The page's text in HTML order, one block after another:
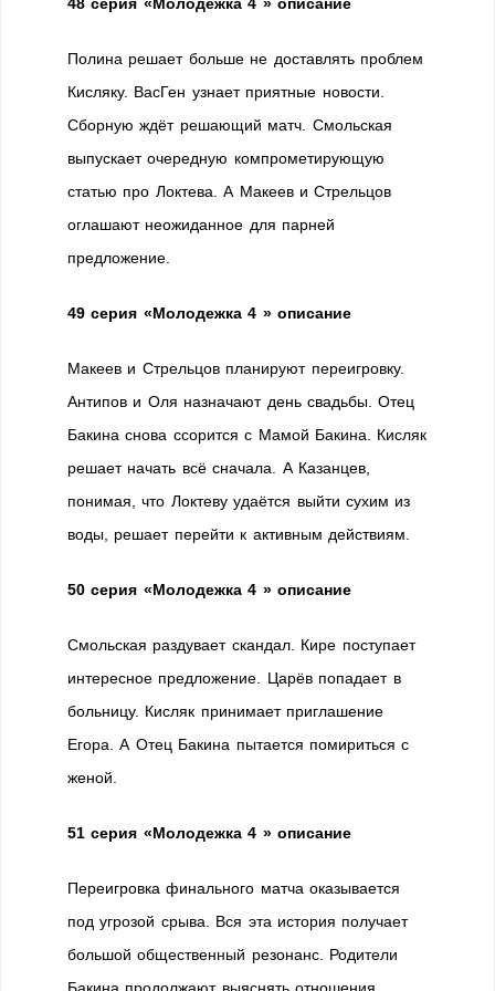
Полина решает больше не доставлять проблем
Кисляку. ВасГен узнает приятные новости.
Сборную ждёт решающий матч. Смольская
выпускает очередную компрометирующую
статью про Локтева. А Макеев и Стрельцов
оглашают неожиданное для парней
предложение.
49 серия «Молодежка 4 » описание
Макеев и Стрельцов планируют переигровку.
Антипов и Оля назначают день свадьбы. Отец
Бакина снова ссорится с Мамой Бакина. Кисляк
решает начать всё сначала. А Казанцев,
понимая, что Локтеву удаётся выйти сухим из
воды, решает перейти к активным действиям.
50 серия «Молодежка 4 » описание
Смольская раздувает скандал. Кире поступает
интересное предложение. Царёв попадает в
больницу. Кисляк принимает приглашение
Егора. А Отец Бакина пытается помириться с
женой.
51 серия «Молодежка 4 » описание
Переигровка финального матча оказывается
под угрозой срыва. Вся эта история получает
большой общественный резонанс. Родители